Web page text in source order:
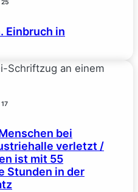
25
Einbruch in
17
bei
verletzt /
ist mit 55
Stunden in der